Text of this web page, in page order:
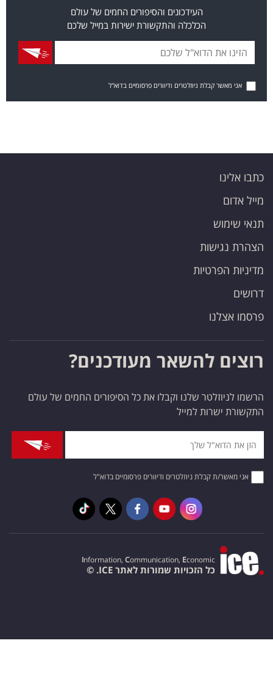
העידכונים והסיפורים החמים של עולם
הכלכלה והתקשורת ישירות במייל שלכם
אני מאשר קבלת ניוזלטרים ודיוורים פרסומיים בדוא"ל
כתבו אלינו
מייל אדום
תנאי שימוש
הצהרת נגישות
מדיניות הפרטיות
דרושים
פרסמו אצלנו
רוצים להשאר מעודכנים?
הרשמו לניוזלטר שלנו וקבלו את כל הסיפורים החמים של עולם
התקשורת ישרות למייל
אני מאשר/ת קבלת ניוזלטרים ודיוורים פרסומיים בדוא"ל
Information, Communication, Economic
כל הזכויות שמורות לאתר ICE. ©